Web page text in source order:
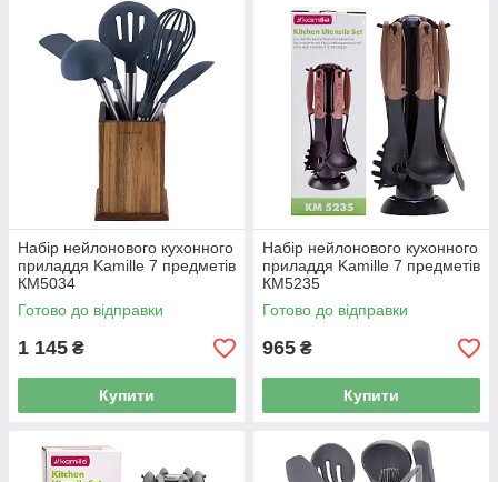
Набір нейлонового кухонного
приладдя Kamille 7 предметів
КМ5034
Готово до відправки
1 145 ₴
Купити
Набір нейлонового кухонного
приладдя Kamille 7 предметів
КМ5235
Готово до відправки
965 ₴
Купити